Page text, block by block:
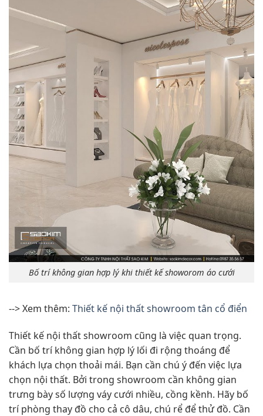
Bố trí không gian hợp lý khi thiết kế showorom áo cưới
--> Xem thêm: Thiết kế nội thất showroom tân cổ điển
Thiết kế nội thất showroom cũng là việc quan trọng.
Cần bố trí không gian hợp lý lối đi rộng thoáng để
khách lựa chọn thoải mái. Bạn cần chú ý đến việc lựa
chọn nội thất. Bởi trong showroom cần không gian
trưng bày số lượng váy cưới nhiều, cồng kềnh. Hãy bố
trí phòng thay đồ cho cả cô dâu, chú rể để thử đồ. Cần